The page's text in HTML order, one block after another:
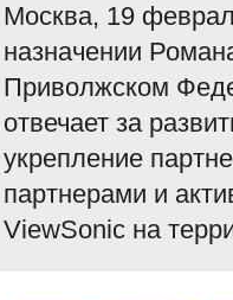
Москва, 19
назначении
Приволжском
отвечает за
укрепление
партнерами и
ViewSonic на